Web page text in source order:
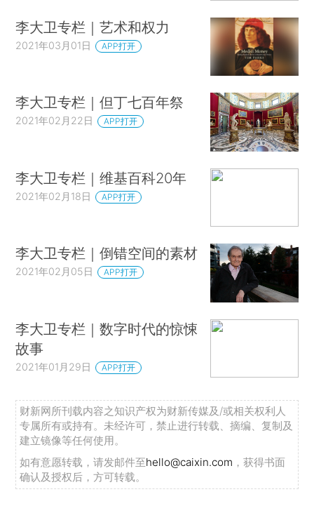
李大卫专栏｜艺术和权力
2021年03月01日 APP打开
李大卫专栏｜但丁七百年祭
2021年02月22日 APP打开
李大卫专栏｜维基百科20年
2021年02月18日 APP打开
李大卫专栏｜倒错空间的素材
2021年02月05日 APP打开
李大卫专栏｜数字时代的惊悚
故事
2021年01月29日 APP打开
财新网所刊载内容之知识产权为财新传媒及/或相关权利人
专属所有或持有。未经许可，禁止进行转载、摘编、复制及
建立镜像等任何使用。
如有意愿转载，请发邮件至hello@caixin.com ，获得书面
确认及授权后，方可转载。